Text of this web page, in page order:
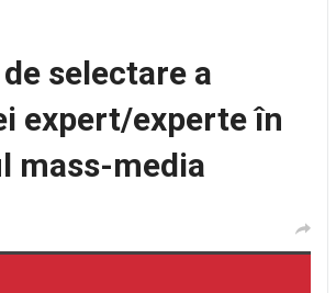
selectare a
expert/experte în
mass-media